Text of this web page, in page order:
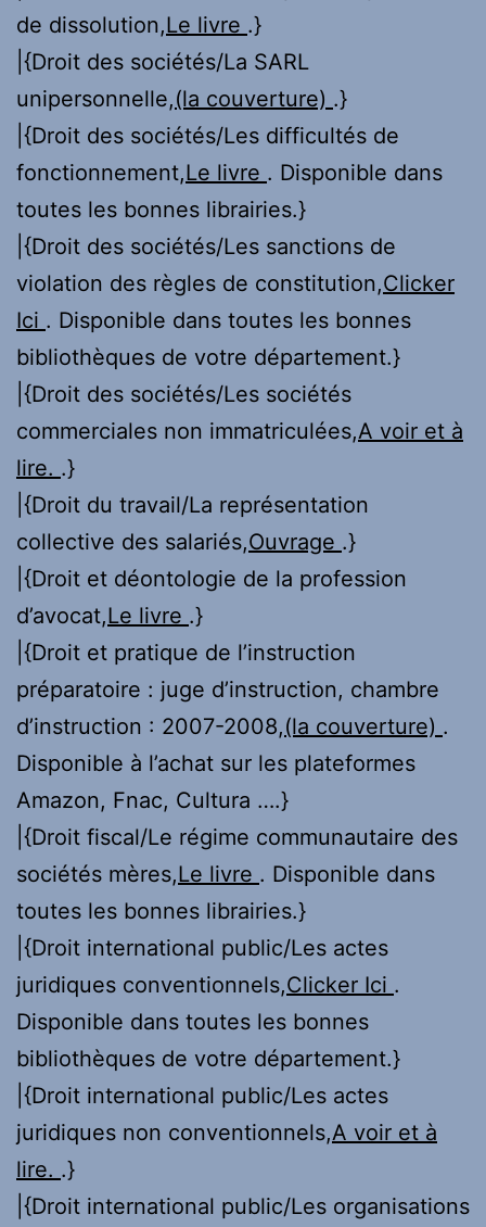
de dissolution,Le livre .}
|{Droit des sociétés/La SARL
unipersonnelle,(la couverture) .}
|{Droit des sociétés/Les difficultés de
fonctionnement,Le livre . Disponible dans
toutes les bonnes librairies.}
|{Droit des sociétés/Les sanctions de
violation des règles de constitution,Clicker
Ici . Disponible dans toutes les bonnes
bibliothèques de votre département.}
|{Droit des sociétés/Les sociétés
commerciales non immatriculées,A voir et à
lire. .}
|{Droit du travail/La représentation
collective des salariés,Ouvrage .}
|{Droit et déontologie de la profession
d’avocat,Le livre .}
|{Droit et pratique de l’instruction
préparatoire : juge d’instruction, chambre
d’instruction : 2007-2008,(la couverture) .
Disponible à l’achat sur les plateformes
Amazon, Fnac, Cultura ….}
|{Droit fiscal/Le régime communautaire des
sociétés mères,Le livre . Disponible dans
toutes les bonnes librairies.}
|{Droit international public/Les actes
juridiques conventionnels,Clicker Ici .
Disponible dans toutes les bonnes
bibliothèques de votre département.}
|{Droit international public/Les actes
juridiques non conventionnels,A voir et à
lire. .}
|{Droit international public/Les organisations